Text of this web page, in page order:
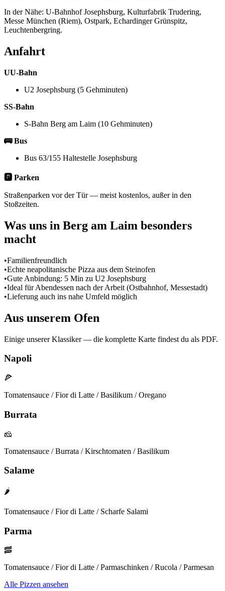
In der Nähe: U-Bahnhof Josephsburg, Kulturfabrik Trudering,
Messe München (Riem), Ostpark, Echardinger Grünspitz,
Leuchtenbergring.
Anfahrt
UU-Bahn
U2 Josephsburg (5 Gehminuten)
SS-Bahn
S-Bahn Berg am Laim (10 Gehminuten)
🚌 Bus
Bus 63/155 Haltestelle Josephsburg
🅿️ Parken
Straßenparken vor der Tür — meist kostenlos, außer in den
Stoßzeiten.
Was uns in Berg am Laim besonders
macht
•Familienfreundlich
•Echte neapolitanische Pizza aus dem Steinofen
•Gute Anbindung: 5 Min zu U2 Josephsburg
•Ideal für Abendessen nach der Arbeit (Ostbahnhof, Messestadt)
•Lieferung auch ins nahe Umfeld möglich
Aus unserem Ofen
Einige unserer Klassiker — die komplette Karte findest du als PDF.
Napoli
🍕
Tomatensauce / Fior di Latte / Basilikum / Oregano
Burrata
🧀
Tomatensauce / Burrata / Kirschtomaten / Basilikum
Salame
🌶️
Tomatensauce / Fior di Latte / Scharfe Salami
Parma
🥓
Tomatensauce / Fior di Latte / Parmaschinken / Rucola / Parmesan
Alle Pizzen ansehen